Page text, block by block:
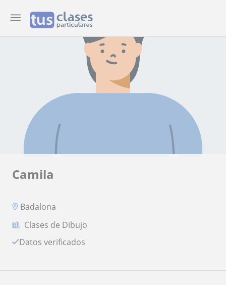
Camila
Badalona
Clases de Dibujo
Datos verificados